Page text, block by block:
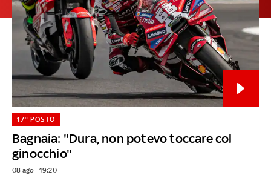
Bagnaia: "Dura, non potevo toccare col
ginocchio"
17° POSTO
08 ago - 19:20